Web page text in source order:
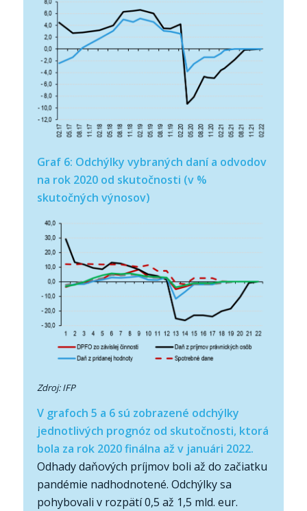
Graf 6: Odchýlky vybraných daní a odvodov
na rok 2020 od skutočnosti (v %
skutočných výnosov)
Zdroj: IFP
V grafoch 5 a 6 sú zobrazené odchýlky
jednotlivých prognóz od skutočnosti, ktorá
bola za rok 2020 finálna až v januári 2022.
Odhady daňových príjmov boli až do začiatku
pandémie nadhodnotené. Odchýlky sa
pohybovali v rozpätí 0,5 až 1,5 mld. eur.